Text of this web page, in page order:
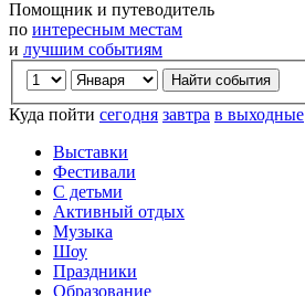
Помощник и путеводитель
по интересным местам
и лучшим событиям
Куда пойти сегодня завтра в выходные
Выставки
Фестивали
С детьми
Активный отдых
Музыка
Шоу
Праздники
Образование